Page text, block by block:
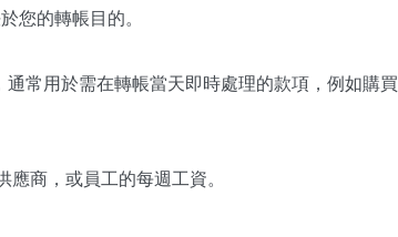
您的轉帳目的。
常用於需在轉帳當天即時處理的款項，例如購買
商，或員工的每週工資。